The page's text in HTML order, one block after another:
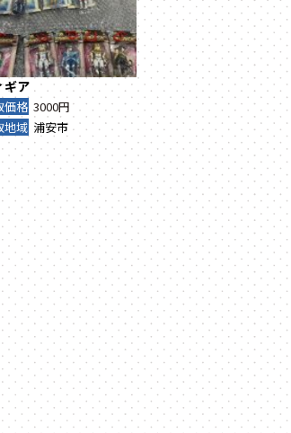
ギア
価格 3000円
地域 浦安市